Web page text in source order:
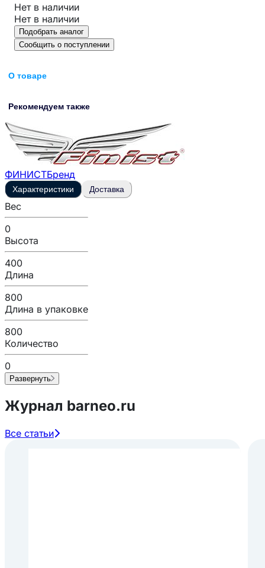
Нет в наличии
Нет в наличии
Подобрать аналог
Сообщить о поступлении
О товаре
Рекомендуем также
ФИНИСТБренд
Характеристики Доставка
Вес
0
Высота
400
Длина
800
Длина в упаковке
800
Количество
0
Развернуть
Журнал barneo.ru
Все статьи